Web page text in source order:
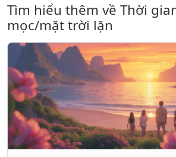
Tìm hiểu thêm về Thời
mọc/mặt trời lặn